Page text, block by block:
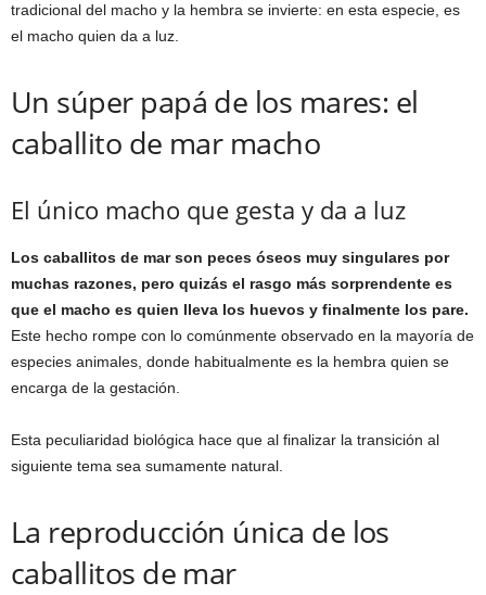
tradicional del macho y la hembra se invierte: en esta especie, es
el macho quien da a luz.
Un súper papá de los mares: el
caballito de mar macho
El único macho que gesta y da a luz
Los caballitos de mar son peces óseos muy singulares por
muchas razones, pero quizás el rasgo más sorprendente es
que el macho es quien lleva los huevos y finalmente los pare.
Este hecho rompe con lo comúnmente observado en la mayoría de
especies animales, donde habitualmente es la hembra quien se
encarga de la gestación.
Esta peculiaridad biológica hace que al finalizar la transición al
siguiente tema sea sumamente natural.
La reproducción única de los
caballitos de mar